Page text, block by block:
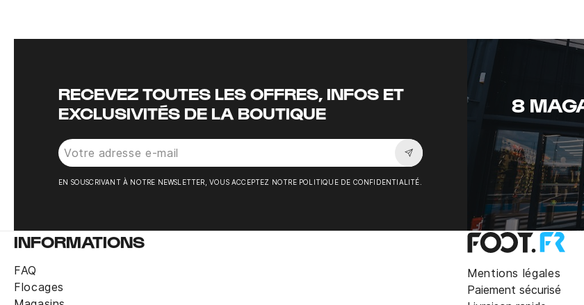
RECEVEZ TOUTES LES OFFRES, INFOS ET
EXCLUSIVITÉS DE LA BOUTIQUE
Souscrire à la newsletter
EN SOUSCRIVANT À NOTRE NEWSLETTER, VOUS ACCEPTEZ NOTRE POLITIQUE DE CONFIDENTIALITÉ.
8
INFORMATIONS
FAQ
Flocages
Mentions légales
Paiement sécurisé